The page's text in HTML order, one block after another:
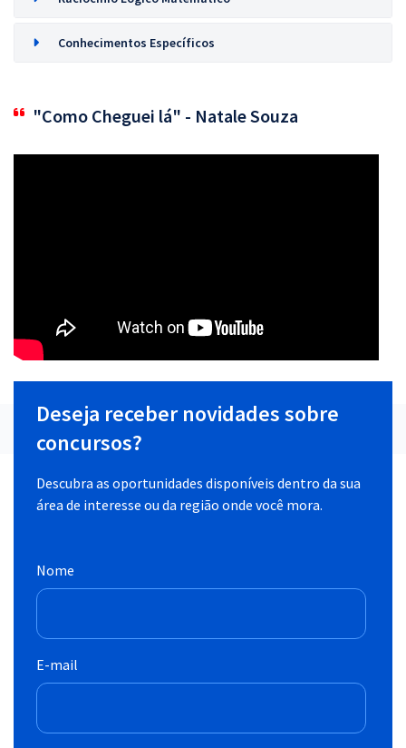
Conhecimentos Específicos
"Como Cheguei lá" - Natale Souza
Deseja receber novidades sobre
concursos?
Descubra as oportunidades disponíveis dentro da sua
área de interesse ou da região onde você mora.
Nome
E-mail